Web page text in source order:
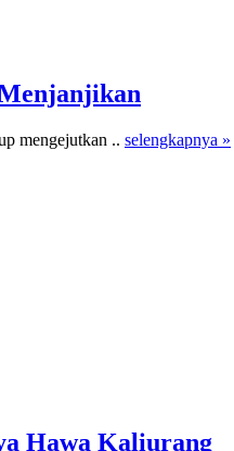
mengejutkan .. selengkapnya »
Hawa Kaliurang